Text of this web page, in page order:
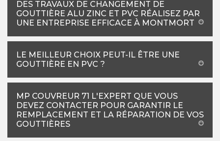
DES TRAVAUX DE CHANGEMENT DE
GOUTTIÈRE ALU ZINC ET PVC RÉALISEZ PAR
UNE ENTREPRISE EFFICACE À MONTMORT
LE MEILLEUR CHOIX PEUT-IL ÊTRE UNE
GOUTTIÈRE EN PVC ?
MP COUVREUR 71 L'EXPERT QUE VOUS
DEVEZ CONTACTER POUR GARANTIR LE
REMPLACEMENT ET LA RÉPARATION DE VOS
GOUTTIÈRES